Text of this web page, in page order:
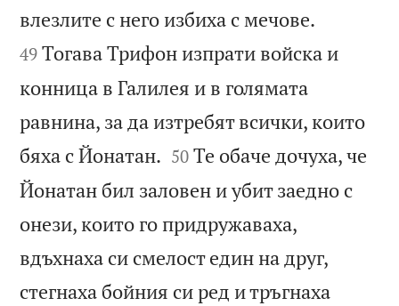
влезлите с него избиха с мечове.
49 Тогава Трифон изпрати войска и
конница в Галилея и в голямата
равнина, за да изтребят всички, които
бяха с Йонатан. 

50 Те обаче дочуха, че
Йонатан бил заловен и убит заедно с
онези, които го придружаваха,
вдъхнаха си смелост един на друг,
стегнаха бойния си ред и тръгнаха